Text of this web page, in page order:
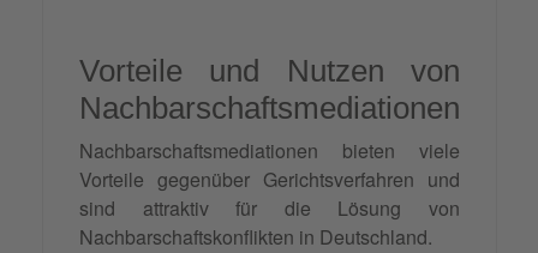
Vorteile und Nutzen von
Nachbarschaftsmediationen
Nachbarschaftsmediationen bieten viele
Vorteile gegenüber Gerichtsverfahren und
sind attraktiv für die Lösung von
Nachbarschaftskonflikten in Deutschland.